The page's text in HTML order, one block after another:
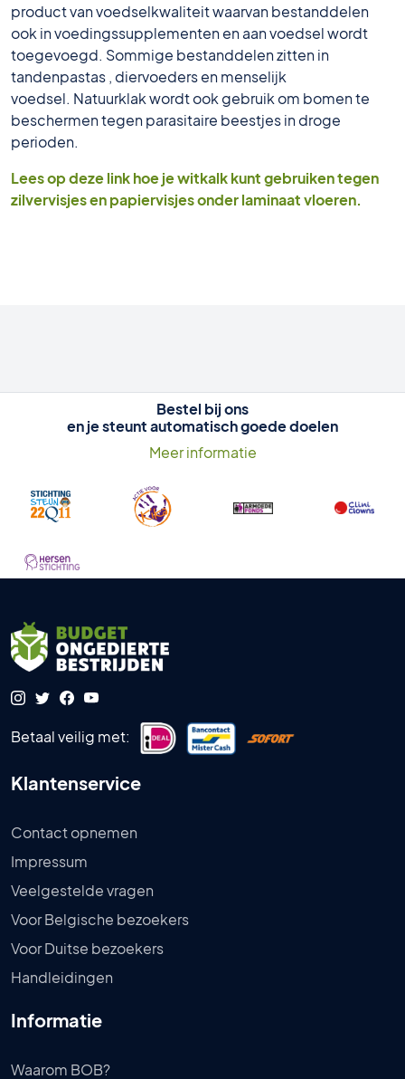
product van voedselkwaliteit waarvan bestanddelen
ook in voedingssupplementen en aan voedsel wordt
toegevoegd. Sommige bestanddelen zitten in
tandenpastas , diervoeders en menselijk
voedsel. Natuurklak wordt ook gebruik om bomen te
beschermen tegen parasitaire beestjes in droge
perioden.
Lees op deze link hoe je witkalk kunt gebruiken tegen
zilvervisjes en papiervisjes onder laminaat vloeren.
Bestel bij ons
en je steunt automatisch goede doelen
Meer informatie
Betaal veilig met:
Klantenservice
Contact opnemen
Impressum
Veelgestelde vragen
Voor Belgische bezoekers
Voor Duitse bezoekers
Handleidingen
Informatie
Waarom BOB?